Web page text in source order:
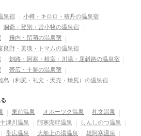
泉宿
小樽・キロロ・積丹の温泉宿
洞爺・登別・苫小牧の温泉宿
稚内・留萌の温泉宿
良野・美瑛・トマムの温泉宿
釧路・阿寒・根室・川湯・屈斜路の温泉宿
帯広・十勝の温泉宿
島（利尻・礼文・天売・焼尻）の温泉宿
東前温泉 オホーツク温泉
礼文温泉
津川温泉 阿寒湖畔温泉
しんしのつ温泉
帯広温泉 大船上の湯温泉 雄阿寒温泉